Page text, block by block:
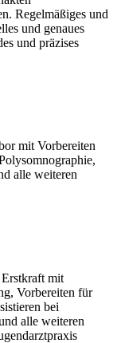
Regelmäßiges und
und genaues
und präzises
mit Vorbereiten
alle weiteren
mit
Vorbereiten für
bei
alle weiteren